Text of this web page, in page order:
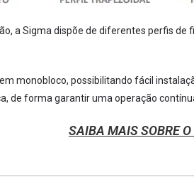
a Sigma dispõe de diferentes perfis
monobloco, possibilitando fácil
de forma garantir uma operação
SAIBA MAIS SOBRE O